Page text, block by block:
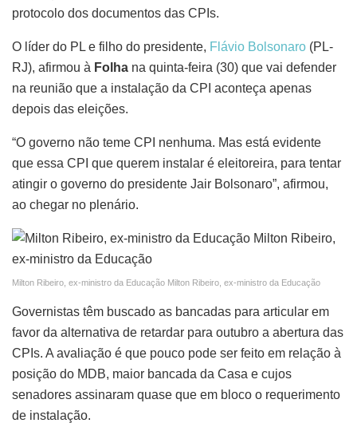
protocolo dos documentos das CPIs.
O líder do PL e filho do presidente, Flávio Bolsonaro (PL-
RJ), afirmou à Folha na quinta-feira (30) que vai defender
na reunião que a instalação da CPI aconteça apenas
depois das eleições.
“O governo não teme CPI nenhuma. Mas está evidente
que essa CPI que querem instalar é eleitoreira, para tentar
atingir o governo do presidente Jair Bolsonaro”, afirmou,
ao chegar no plenário.
Milton Ribeiro, ex-ministro da Educação Milton Ribeiro, ex-ministro da Educação
Governistas têm buscado as bancadas para articular em
favor da alternativa de retardar para outubro a abertura das
CPIs. A avaliação é que pouco pode ser feito em relação à
posição do MDB, maior bancada da Casa e cujos
senadores assinaram quase que em bloco o requerimento
de instalação.